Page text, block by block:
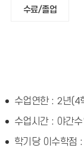
수료/졸업
수업연한 : 2년(4
수업시간 : 야간
학기당 이수학점